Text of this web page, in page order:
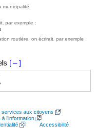
municipalité
par exemple :
routière, on écrirait, par exemple :
[ – ]
services aux citoyens
l’information
Accessibilité